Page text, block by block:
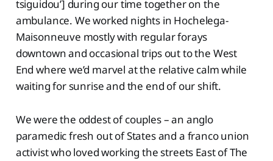
tsiguidou’] during our time together on the
ambulance. We worked nights in Hochelega-
Maisonneuve mostly with regular forays
downtown and occasional trips out to the West
End where we’d marvel at the relative calm while
waiting for sunrise and the end of our shift.
We were the oddest of couples – an anglo
paramedic fresh out of States and a franco union
activist who loved working the streets East of The